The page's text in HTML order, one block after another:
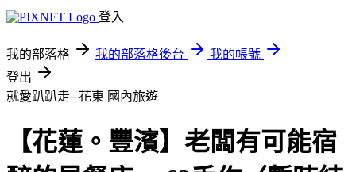
登入
我的部落格 我的部落格後台
我的帳號
登出
就愛趴趴走─花東 國內旅遊
【花蓮。豐濱】老闆有可能宿